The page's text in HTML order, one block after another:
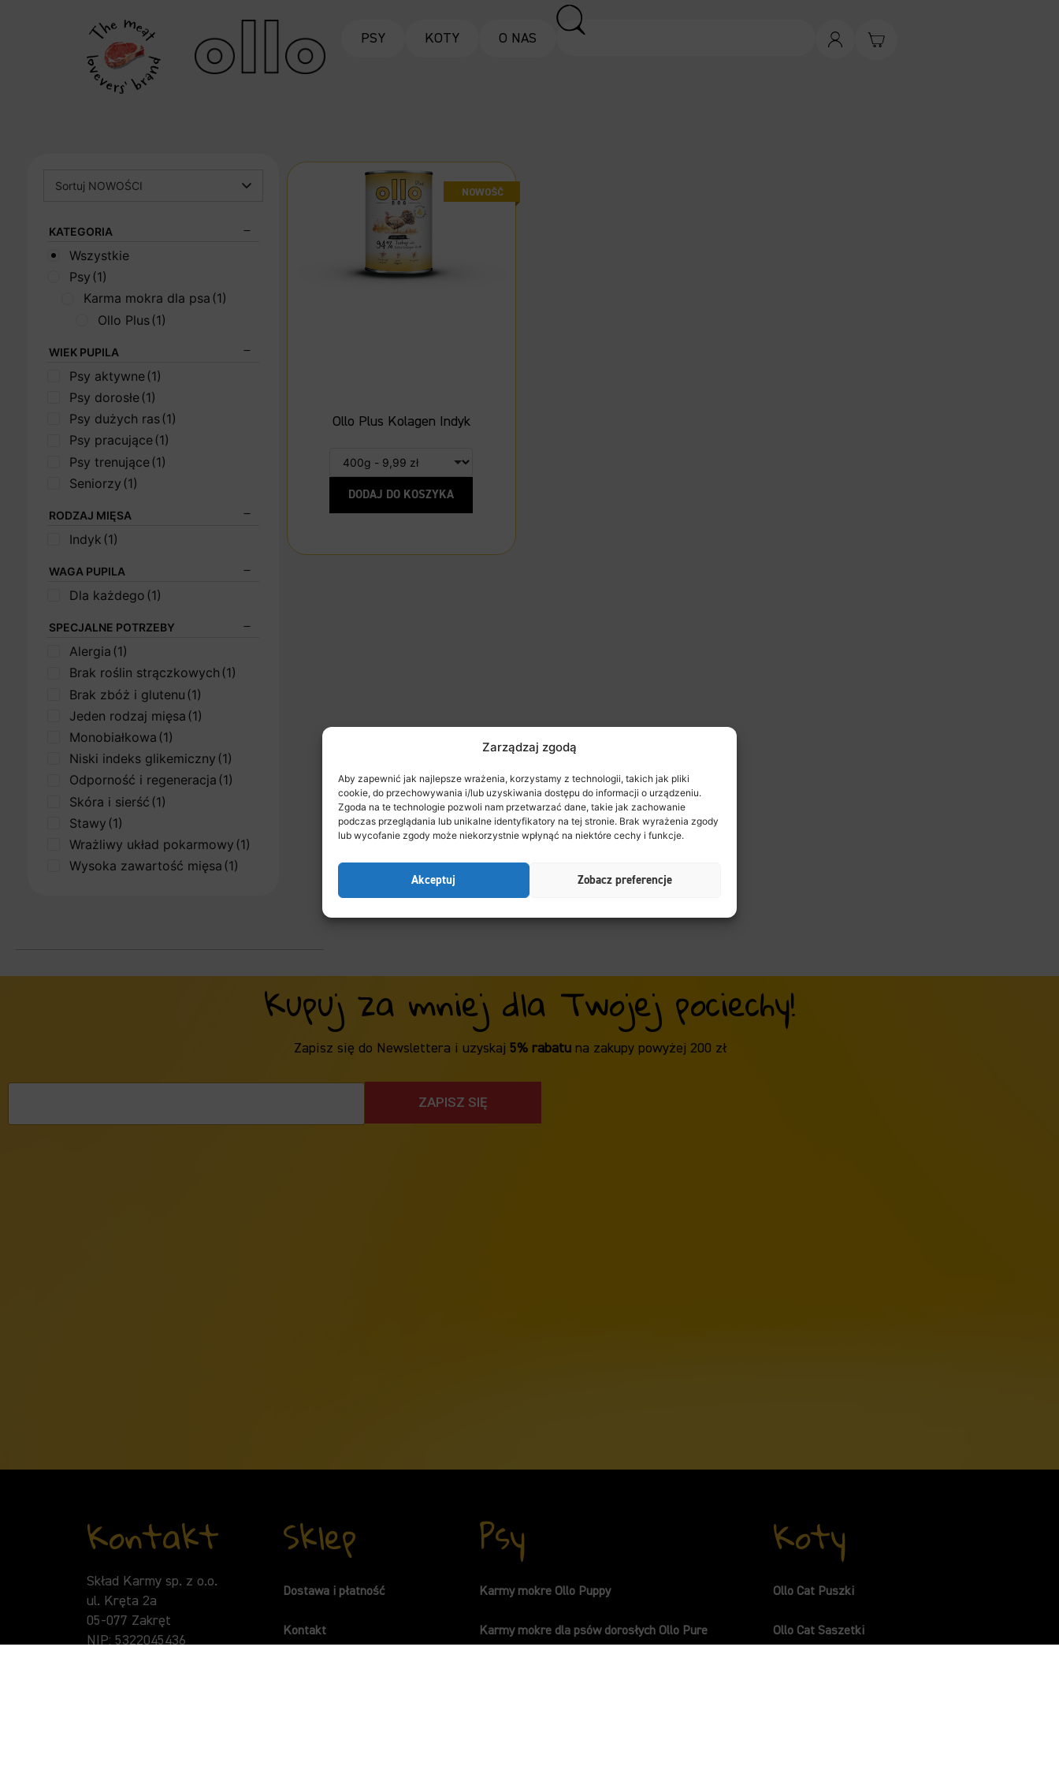
Zarządzaj zgodą
Aby zapewnić jak najlepsze wrażenia, korzystamy z technologii, takich jak pliki
cookie, do przechowywania i/lub uzyskiwania dostępu do informacji o urządzeniu.
Zgoda na te technologie pozwoli nam przetwarzać dane, takie jak zachowanie
podczas przeglądania lub unikalne identyfikatory na tej stronie. Brak wyrażenia zgody
lub wycofanie zgody może niekorzystnie wpłynąć na niektóre cechy i funkcje.
Akceptuj Zobacz preferencje
PSY KOTY O NAS
Sortuj NOWOŚCI
KATEGORIA
Wszystkie
Psy (1)
Karma mokra dla psa (1)
Ollo Plus (1)
WIEK PUPILA
Psy aktywne (1)
Psy dorosłe (1)
Psy dużych ras (1)
Psy pracujące (1)
Psy trenujące (1)
Seniorzy (1)
RODZAJ MIĘSA
Indyk (1)
WAGA PUPILA
Dla każdego (1)
SPECJALNE POTRZEBY
Alergia (1)
Brak roślin strączkowych (1)
Brak zbóż i glutenu (1)
Jeden rodzaj mięsa (1)
Monobiałkowa (1)
Niski indeks glikemiczny (1)
Odporność i regeneracja (1)
Skóra i sierść (1)
Stawy (1)
Wrażliwy układ pokarmowy (1)
Wysoka zawartość mięsa (1)
Ollo Plus Kolagen Indyk
DODAJ DO KOSZYKA
Kupuj za mniej dla Twojej pociechy!
Zapisz się do Newslettera i uzyskaj 5% rabatuna zakupy powyżej 200 zł
ZAPISZ SIĘ
Kontakt
Skład Karmy sp. z o.o.
ul. Kręta 2a
05-077 Zakręt
NIP: 5322045436
Sklep
Dostawa i płatność
Kontakt
Psy
Karmy mokre Ollo Puppy
Karmy mokre dla psów dorosłych Ollo Pure
Koty
Ollo Cat Puszki
Ollo Cat Saszetki